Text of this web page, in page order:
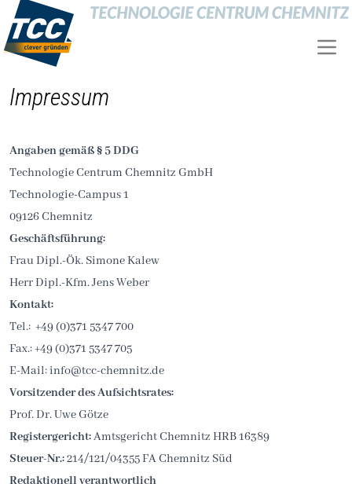
Impressum
Angaben gemäß § 5 DDG
Technologie Centrum Chemnitz GmbH
Technologie-Campus 1
09126 Chemnitz
Geschäftsführung:
Frau Dipl.-Ök. Simone Kalew
Herr Dipl.-Kfm. Jens Weber
Kontakt:
Tel.: +49 (0)371 5347 700
Fax.: +49 (0)371 5347 705
E-Mail: info@tcc-chemnitz.de
Vorsitzender des Aufsichtsrates:
Prof. Dr. Uwe Götze
Registergericht:Amtsgericht Chemnitz HRB 16389
Steuer-Nr.:214/121/04355 FA Chemnitz Süd
Redaktionell verantwortlich